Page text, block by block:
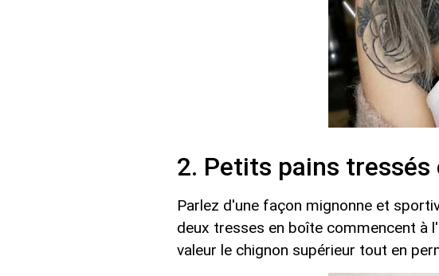
2. Petits pains
Parlez d'une façon mignonne et
deux tresses en boîte commencent à
valeur le chignon supérieur tout en